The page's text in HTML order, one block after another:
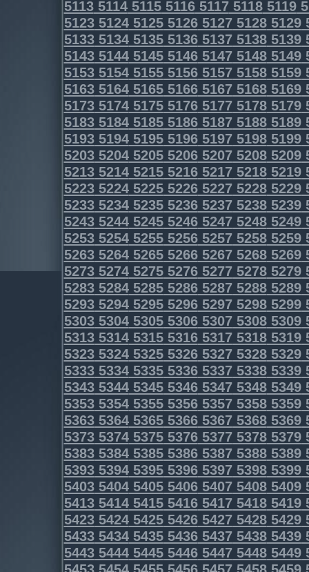
5113511451155116511751185119
5123512451255126512751285129
5133513451355136513751385139
5143514451455146514751485149
5153515451555156515751585159
5163516451655166516751685169
5173517451755176517751785179
5183518451855186518751885189
5193519451955196519751985199
5203520452055206520752085209
5213521452155216521752185219
5223522452255226522752285229
5233523452355236523752385239
5243524452455246524752485249
5253525452555256525752585259
5263526452655266526752685269
5273527452755276527752785279
5283528452855286528752885289
5293529452955296529752985299
5303530453055306530753085309
5313531453155316531753185319
5323532453255326532753285329
5333533453355336533753385339
5343534453455346534753485349
5353535453555356535753585359
5363536453655366536753685369
5373537453755376537753785379
5383538453855386538753885389
5393539453955396539753985399
5403540454055406540754085409
5413541454155416541754185419
5423542454255426542754285429
5433543454355436543754385439
5443544454455446544754485449